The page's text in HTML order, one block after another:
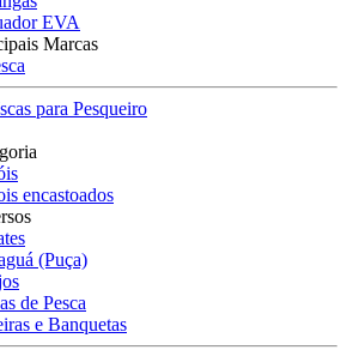
EVA
Marcas
para Pesqueiro
encastoados
(Puça)
de Pesca
e Banquetas